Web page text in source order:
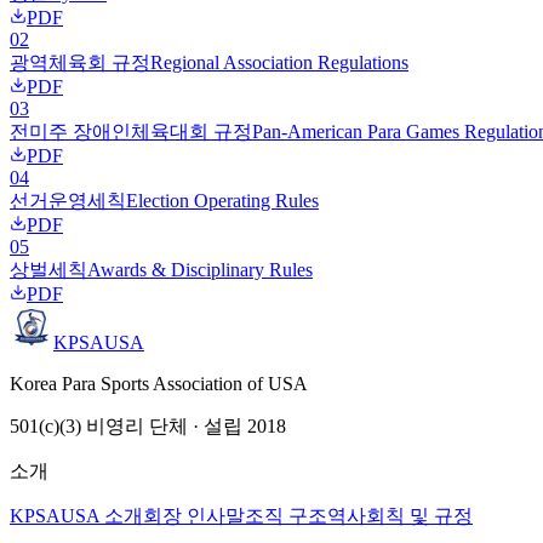
PDF
02
광역체육회 규정Regional Association Regulations
PDF
03
전미주 장애인체육대회 규정Pan-American Para Games
PDF
04
선거운영세칙Election Operating Rules
PDF
05
상벌세칙Awards & Disciplinary Rules
PDF
KPSAUSA
Korea Para Sports Association of USA
501(c)(3) 비영리 단체 · 설립 2018
소개
KPSAUSA 소개 회장 인사말조직 구조역사회칙 및 규정